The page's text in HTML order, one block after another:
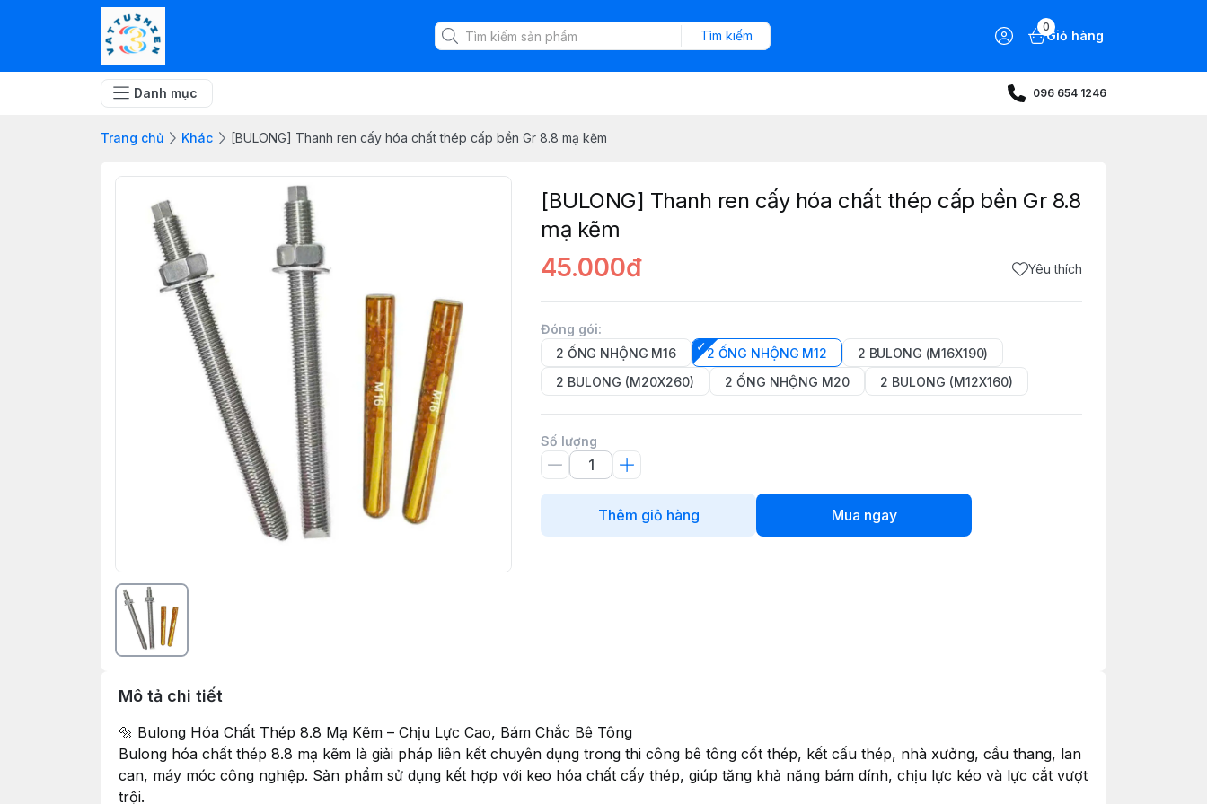
Tìm kiếm
0
Giỏ hàng
Danh mục 096 654 1246
Trang chủ Khác [BULONG] Thanh ren cấy hóa chất thép cấp bền Gr 8.8 mạ kẽm
[BULONG] Thanh ren cấy hóa chất thép cấp bền Gr 8.8
mạ kẽm
45.000đ Yêu thích
Đóng gói:
2 ỐNG NHỘNG M16
2 ỐNG NHỘNG M12
2 BULONG (M16X190)
2 BULONG (M20X260)
2 ỐNG NHỘNG M20 2 BULONG (M12X160)
Số lượng
Thêm giỏ hàng Mua ngay
Mô tả chi tiết
🔩 Bulong Hóa Chất Thép 8.8 Mạ Kẽm – Chịu Lực Cao, Bám Chắc Bê Tông
Bulong hóa chất thép 8.8 mạ kẽm là giải pháp liên kết chuyên dụng trong thi công bê tông cốt thép, kết cấu thép, nhà xưởng, cầu thang, lan
can, máy móc công nghiệp. Sản phẩm sử dụng kết hợp với keo hóa chất cấy thép, giúp tăng khả năng bám dính, chịu lực kéo và lực cắt vượt
trội.